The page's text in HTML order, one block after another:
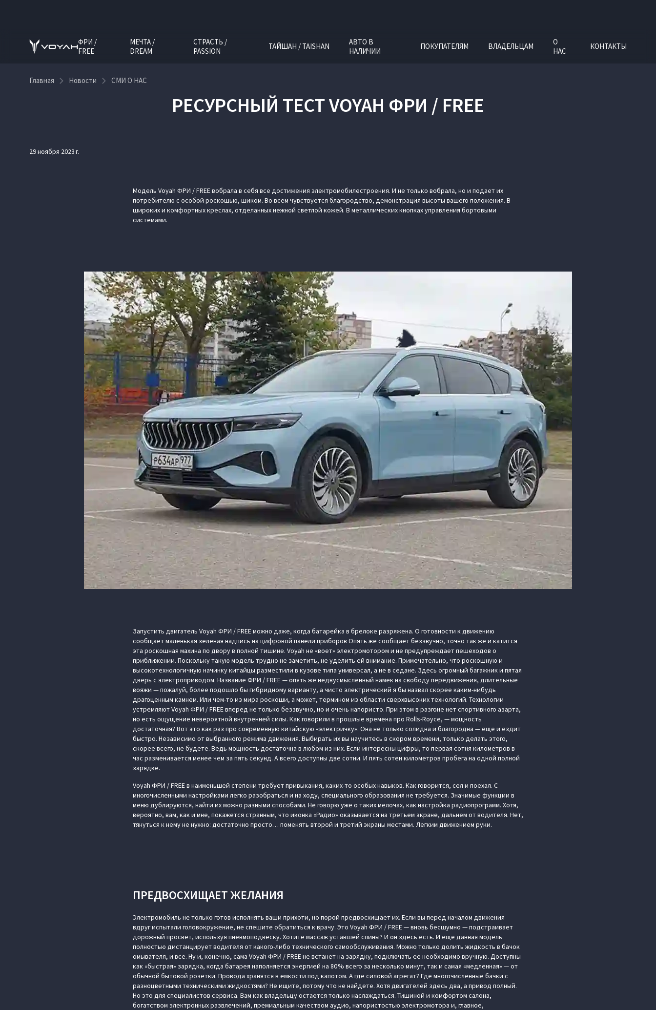
ФРИ /
FREE
МЕЧТА /
DREAM
СТРАСТЬ /
PASSION
ТАЙШАН / TAISHAN
АВТО В
НАЛИЧИИ
ПОКУПАТЕЛЯМ ВЛАДЕЛЬЦАМ
О
НАС
КОНТАКТЫ
Главная Новости СМИ О НАС
РЕСУРСНЫЙ ТЕСТ VOYAH ФРИ / FREE
29 ноября 2023 г.
Модель Voyah ФРИ / FREE вобрала в себя все достижения электромобилестроения. И не только вобрала, но и подает их
потребителю с особой роскошью, шиком. Во всем чувствуется благородство, демонстрация высоты вашего положения. В
широких и комфортных креслах, отделанных нежной светлой кожей. В металлических кнопках управления бортовыми
системами.
Запустить двигатель Voyah ФРИ / FREE можно даже, когда батарейка в брелоке разряжена. О готовности к движению
сообщает маленькая зеленая надпись на цифровой панели приборов Опять же сообщает беззвучно, точно так же и катится
эта роскошная махина по двору в полной тишине. Voyah не «воет» электромотором и не предупреждает пешеходов о
приближении. Поскольку такую модель трудно не заметить, не уделить ей внимание. Примечательно, что роскошную и
высокотехнологичную начинку китайцы разместили в кузове типа универсал, а не в седане. Здесь огромный багажник и пятая
дверь с электроприводом. Название ФРИ / FREE — опять же недвусмысленный намек на свободу передвижения, длительные
вояжи — пожалуй, более подошло бы гибридному варианту, а чисто электрический я бы назвал скорее каким-нибудь
драгоценным камнем. Или чем-то из мира роскоши, а может, термином из области сверхвысоких технологий. Технологии
устремляют Voyah ФРИ / FREE вперед не только беззвучно, но и очень напористо. При этом в разгоне нет спортивного азарта,
но есть ощущение невероятной внутренней силы. Как говорили в прошлые времена про Rolls-Royce, — мощность
достаточная? Вот это как раз про современную китайскую «электричку». Она не только солидна и благородна — еще и ездит
быстро. Независимо от выбранного режима движения. Выбирать их вы научитесь в скором времени, только делать этого,
скорее всего, не будете. Ведь мощность достаточна в любом из них. Если интересны цифры, то первая сотня километров в
час разменивается менее чем за пять секунд. А всего доступны две сотни. И пять сотен километров пробега на одной полной
зарядке.
Voyah ФРИ / FREE в наименьшей степени требует привыкания, каких-то особых навыков. Как говорится, сел и поехал. С
многочисленными настройками легко разобраться и на ходу, специального образования не требуется. Значимые функции в
меню дублируются, найти их можно разными способами. Не говорю уже о таких мелочах, как настройка радиопрограмм. Хотя,
вероятно, вам, как и мне, покажется странным, что иконка «Радио» оказывается на третьем экране, дальнем от водителя. Нет,
тянуться к нему не нужно: достаточно просто… поменять второй и третий экраны местами. Легким движением руки.
ПРЕДВОСХИЩАЕТ ЖЕЛАНИЯ
Электромобиль не только готов исполнять ваши прихоти, но порой предвосхищает их. Если вы перед началом движения
вдруг испытали головокружение, не спешите обратиться к врачу. Это Voyah ФРИ / FREE — вновь бесшумно — подстраивает
дорожный просвет, используя пневмоподвеску. Хотите массаж уставшей спины? И он здесь есть. И еще данная модель
полностью дистанцирует водителя от какого-либо технического самообслуживания. Можно только долить жидкость в бачок
омывателя, и все. Ну и, конечно, сама Voyah ФРИ / FREE не встанет на зарядку, подключать ее необходимо вручную. Доступны
как «быстрая» зарядка, когда батарея наполняется энергией на 80 % всего за несколько минут, так и самая «медленная» — от
обычной бытовой розетки. Провода хранятся в емкости под капотом. А где силовой агрегат? Где многочисленные бачки с
разноцветными техническими жидкостями? Не ищите, потому что не найдете. Хотя двигателей здесь два, а привод полный.
Но это для специалистов сервиса. Вам как владельцу остается только наслаждаться. Тишиной и комфортом салона,
богатством электронных развлечений, премиальным качеством аудио, напористостью электромотора и, главное,